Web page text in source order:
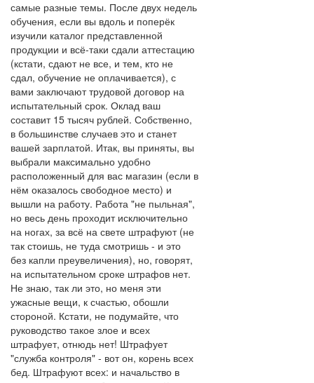
самые разные темы. После двух недель
обучения, если вы вдоль и поперёк
изучили каталог представленной
продукции и всё-таки сдали аттестацию
(кстати, сдают не все, и тем, кто не
сдал, обучение не оплачивается), с
вами заключают трудовой договор на
испытательный срок. Оклад ваш
составит 15 тысяч рублей. Собственно,
в большинстве случаев это и станет
вашей зарплатой. Итак, вы приняты, вы
выбрали максимально удобно
расположенный для вас магазин (если в
нём оказалось свободное место) и
вышли на работу. Работа "не пыльная",
но весь день проходит исключительно
на ногах, за всё на свете штрафуют (не
так стоишь, не туда смотришь - и это
без капли преувеличения), но, говорят,
на испытательном сроке штрафов нет.
Не знаю, так ли это, но меня эти
ужасные вещи, к счастью, обошли
стороной. Кстати, не подумайте, что
руководство такое злое и всех
штрафует, отнюдь нет! Штрафует
"служба контроля" - вот он, корень всех
бед. Штрафуют всех: и начальство в